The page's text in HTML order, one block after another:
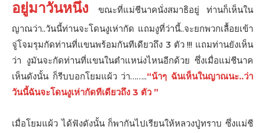
อยู่มาวันหนึ่ง
ขณะที่แม่ชีนาคนั่งสมาธิอยู่ ท่านก็เห็นใน
ญาณว่า..วันนี้ท่านจะโดนงูเห่ากัด แถมงูที่ว่านี้..จะยกพวกเลื้อยเข้า
จู่โจมรุมกัดท่านที่แขนพร้อมกันทีเดียวถึง 3 ตัว !!! แถมท่านยังเห็น
ว่า งูมันจะกัดท่านที่แขนในตำแหน่งไหนอีกด้วย ซึ่งเมื่อแม่ชีนาค
เห็นดังนั้น ก็รีบบอกโยมแผ้ว ว่า……..“น้าๆ ฉันเห็นในญาณนะ..ว่า
วันนี้ฉันจะโดนงูเห่ากัดทีเดียวถึง 3 ตัว ”
เมื่อโยมแผ้ว ได้ฟังดังนั้น ก็พากันไปเรียนให้หลวงปู่ทราบ ซึ่งแม่ชี